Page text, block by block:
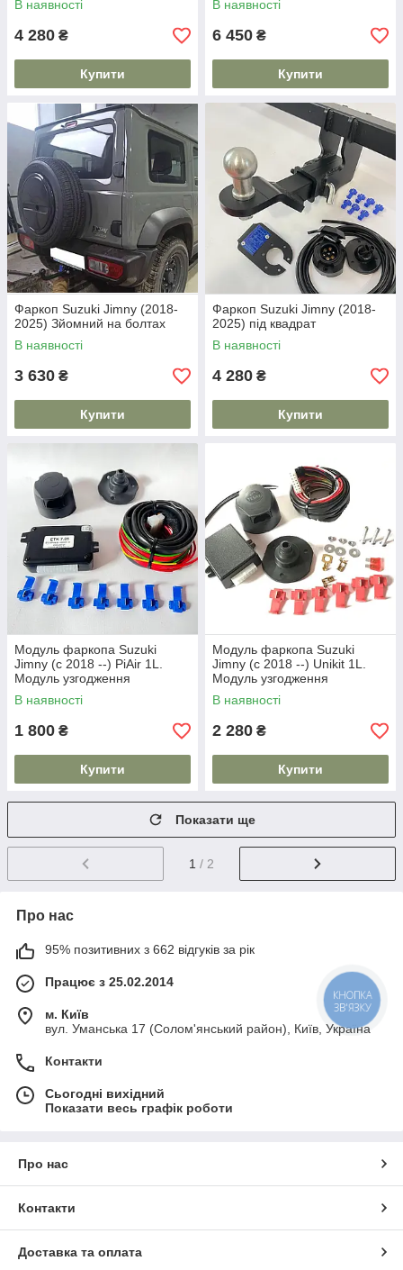
В наявності
4 280 ₴
Купити
В наявності
6 450 ₴
Купити
Фаркоп Suzuki Jimny (2018-
2025) Зйомний на болтах
В наявності
3 630 ₴
Купити
Фаркоп Suzuki Jimny (2018-
2025) під квадрат
В наявності
4 280 ₴
Купити
Модуль фаркопа Suzuki
Jimny (c 2018 --) PiAir 1L.
Модуль узгодження
В наявності
1 800 ₴
Купити
Модуль фаркопа Suzuki
Jimny (c 2018 --) Unikit 1L.
Модуль узгодження
В наявності
2 280 ₴
Купити
Показати ще
1 / 2
Про нас
95% позитивних з 662 відгуків за рік
Працює з 25.02.2014
м. Київ
вул. Уманська 17 (Солом'янський район), Київ, Україна
Контакти
Сьогодні вихідний
Показати весь графік роботи
Про нас
Контакти
Доставка та оплата
КНОПКА
ЗВ'ЯЗКУ